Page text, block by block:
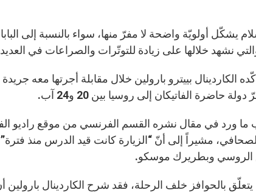
يشكّل أولويّة واضحة لا مفرّ منها، سواء بالنسبة إلى
نشهد خلالها على زيادة للتوتّرات والصراعات في
حاضرة الفاتيكان إلى روسيا بين 20 و24 آب.
ورد في مقال نشره القسم الفرنسي من موقع راديو
مشيراً إلى أنّ “الزيارة كانت قيد الدرس منذ
الروسي وبطريرك موسكو.
يتعلّق بالحوافز خلف الرحلة، فقد شرح الكاردينال